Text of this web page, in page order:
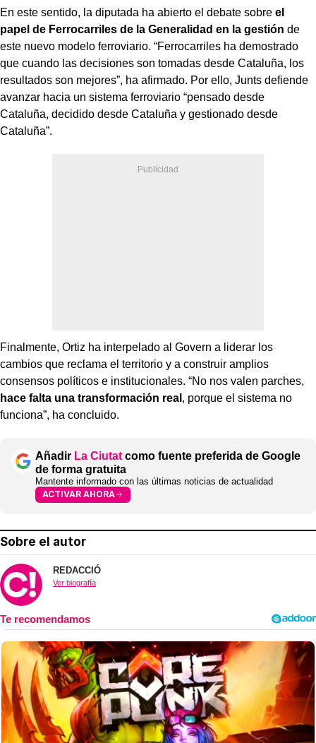
En este sentido, la diputada ha abierto el debate sobre el
papel de Ferrocarriles de la Generalidad en la gestión de
este nuevo modelo ferroviario. “Ferrocarriles ha demostrado
que cuando las decisiones son tomadas desde Cataluña, los
resultados son mejores”, ha afirmado. Por ello, Junts defiende
avanzar hacia un sistema ferroviario “pensado desde
Cataluña, decidido desde Cataluña y gestionado desde
Cataluña”.
Finalmente, Ortiz ha interpelado al Govern a liderar los
cambios que reclama el territorio y a construir amplios
consensos políticos e institucionales. “No nos valen parches,
hace falta una transformación real , porque el sistema no
funciona”, ha concluido.
Añadir La Ciutat como fuente preferida de Google
de forma gratuita
Mantente informado con las últimas noticias de actualidad
ACTIVAR AHORA
Sobre el autor
REDACCIÓ
Ver biografía